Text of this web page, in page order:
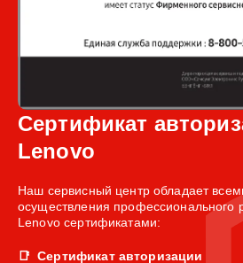
Сертификат
Lenovo
Наш сервисный центр обладает
осуществления профессионального
Lenovo сертификатами:
Сертификат авторизации